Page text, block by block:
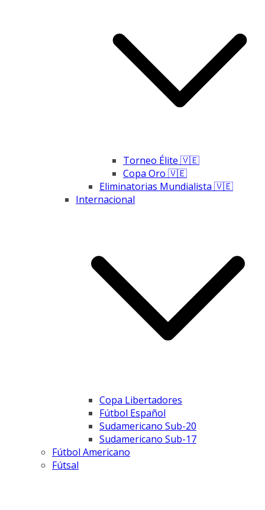
Torneo Élite 🇻🇪
Copa Oro 🇻🇪
Eliminatorias Mundialista 🇻🇪
Internacional
Copa Libertadores
Fútbol Español
Sudamericano Sub-20
Sudamericano Sub-17
Fútbol Americano
Fútsal